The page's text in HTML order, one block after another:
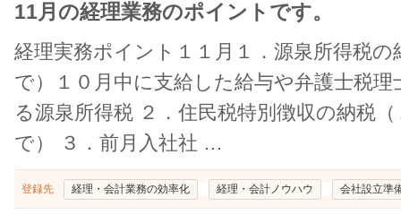
11月の経理業務のポイントです。
経理実務ポイント１１月１．源泉所得税の
で）１０月中に支給した給与や弁護士税
る源泉所得税 ２．住民税特別徴収の納税
で） ３．前月入社社 …
登録先 経理・会計業務の効率化 経理・会計ノウハウ 会社設立準